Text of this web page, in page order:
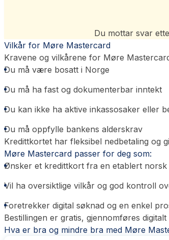
Du mottar svar
Vilkår for Møre Mastercard
Kravene og vilkårene for Møre
Du må være bosatt i Norge
Du må ha fast og dokumenterbar inntekt
Du kan ikke ha aktive inkassosaker eller
Du må oppfylle bankens alderskrav
Kredittkortet har fleksibel nedbetaling og
Møre Mastercard passer for deg som:
Ønsker et kredittkort fra en etablert
Vil ha oversiktlige vilkår og god kontroll
Foretrekker digital søknad og en enkel
Bestillingen er gratis, gjennomføres
Hva er bra og mindre bra med Møre